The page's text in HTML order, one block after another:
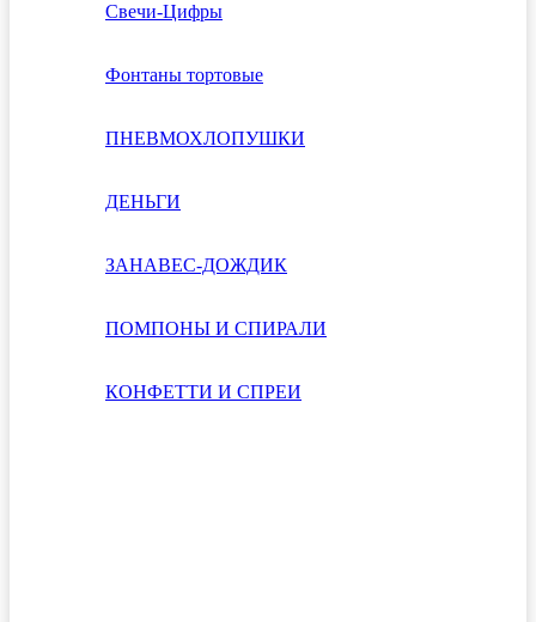
Свечи-Цифры
Фонтаны тортовые
ПНЕВМОХЛОПУШКИ
ДЕНЬГИ
ЗАНАВЕС-ДОЖДИК
ПОМПОНЫ И СПИРАЛИ
КОНФЕТТИ И СПРЕИ